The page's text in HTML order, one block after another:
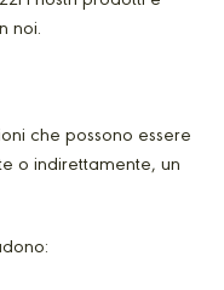
noi.
che possono essere
o indirettamente, un